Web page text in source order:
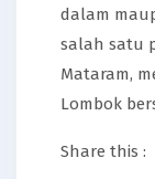
dalam
salah satu
Mataram,
Lombok
Share this :